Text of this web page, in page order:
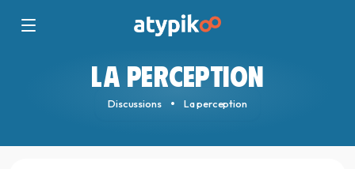
LA PERCEPTION
Discussions La perception